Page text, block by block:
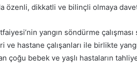
özenli, dikkatli ve bilinçli olmaya
yangın söndürme
ve hastane çalışanları ile birlikte
çoğu bebek ve yaşlı hastaların